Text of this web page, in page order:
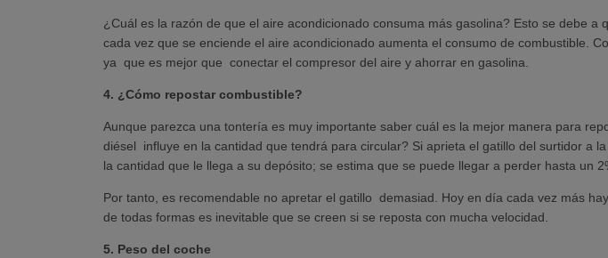
¿Cuál es la razón de que el aire acondicionado consuma más gasolina? Esto se debe
cada vez que se enciende el aire acondicionado aumenta el consumo de combustible.
ya que es mejor que conectar el compresor del aire y ahorrar en gasolina.
4. ¿Cómo repostar combustible?
Aunque parezca una tontería es muy importante saber cuál es la mejor manera para
diésel influye en la cantidad que tendrá para circular? Si aprieta el gatillo del surtidor a
la cantidad que le llega a su depósito; se estima que se puede llegar a perder hasta un
Por tanto, es recomendable no apretar el gatillo demasiad. Hoy en día cada vez más
de todas formas es inevitable que se creen si se reposta con mucha velocidad.
5. Peso del coche